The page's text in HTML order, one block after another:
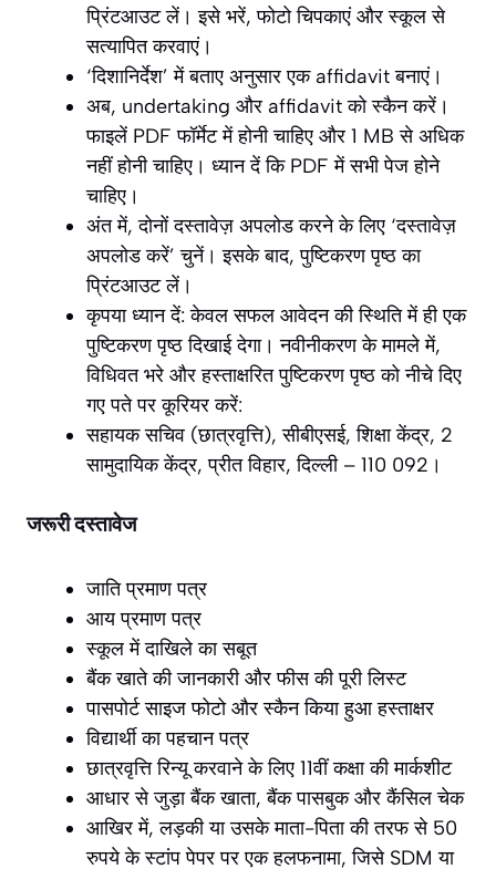
प्रिंटआउट लें। इसे भरें, फोटो चिपकाएं और स्कूल से
सत्यापित करवाएं।
‘दिशानिर्देश’ में बताए अनुसार एक affidavit बनाएं।
अब, undertaking और affidavit को स्कैन करें।
फाइलें PDF फॉर्मेट में होनी चाहिए और 1 MB से अधिक
नहीं होनी चाहिए। ध्यान दें कि PDF में सभी पेज होने
चाहिए।
अंत में, दोनों दस्तावेज़ अपलोड करने के लिए ‘दस्तावेज़
अपलोड करें’ चुनें। इसके बाद, पुष्टिकरण पृष्ठ का
प्रिंटआउट लें।
कृपया ध्यान दें: केवल सफल आवेदन की स्थिति में ही एक
पुष्टिकरण पृष्ठ दिखाई देगा। नवीनीकरण के मामले में,
विधिवत भरे और हस्ताक्षरित पुष्टिकरण पृष्ठ को नीचे दिए
गए पते पर कूरियर करें:
सहायक सचिव (छात्रवृत्ति), सीबीएसई, शिक्षा केंद्र, 2
सामुदायिक केंद्र, प्रीत विहार, दिल्ली – 110 092।
जरूरी दस्तावेज
जाति प्रमाण पत्र
आय प्रमाण पत्र
स्कूल में दाखिले का सबूत
बैंक खाते की जानकारी और फीस की पूरी लिस्ट
पासपोर्ट साइज फोटो और स्कैन किया हुआ हस्ताक्षर
विद्यार्थी का पहचान पत्र
छात्रवृत्ति रिन्यू करवाने के लिए 11वीं कक्षा की मार्कशीट
आधार से जुड़ा बैंक खाता, बैंक पासबुक और कैंसिल चेक
आखिर में, लड़की या उसके माता-पिता की तरफ से 50
रुपये के स्टांप पेपर पर एक हलफनामा, जिसे SDM या